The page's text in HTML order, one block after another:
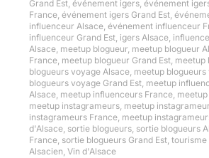
Grand Est, événement igers, événement
France, événement igers Grand Est,
influenceur Alsace, événement influenceur
influenceur Grand Est, igers Alsace,
Alsace, meetup blogueur, meetup blogueur
France, meetup blogueur Grand Est, meetup
blogueurs voyage Alsace, meetup
blogueurs voyage Grand Est, meetup
Alsace, meetup influenceurs France,
meetup instagrameurs, meetup
instagrameurs France, meetup
d'Alsace, sortie blogueurs, sortie blogueurs
France, sortie blogueurs Grand Est, tourisme
Alsacien, Vin d'Alsace